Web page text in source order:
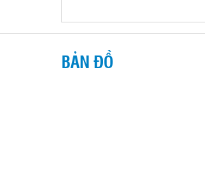
BẢN ĐỒ